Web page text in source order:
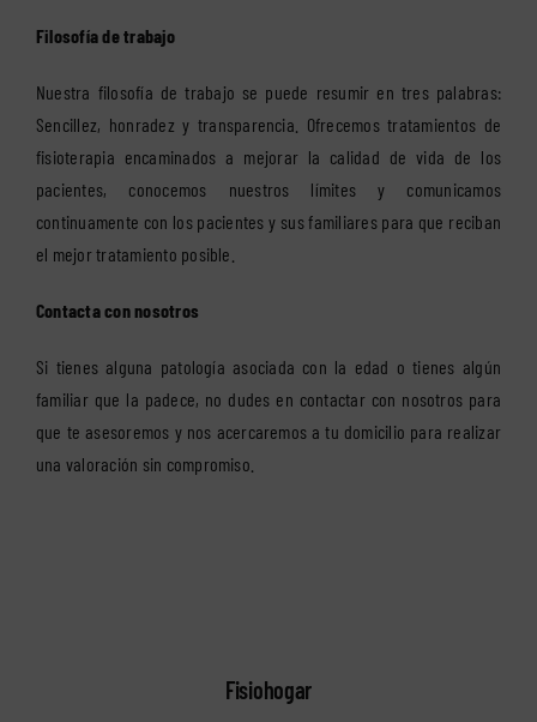
Filosofía de trabajo
Nuestra filosofía de trabajo se puede resumir en tres palabras:
Sencillez, honradez y transparencia. Ofrecemos tratamientos de
fisioterapia encaminados a mejorar la calidad de vida de los
pacientes, conocemos nuestros límites y comunicamos
continuamente con los pacientes y sus familiares para que reciban
el mejor tratamiento posible.
Contacta con nosotros
Si tienes alguna patología asociada con la edad o tienes algún
familiar que la padece, no dudes en contactar con nosotros para
que te asesoremos y nos acercaremos a tu domicilio para realizar
una valoración sin compromiso.
Fisiohogar